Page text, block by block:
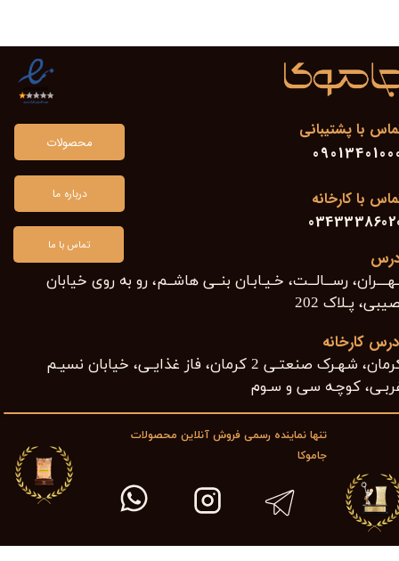
با پشتیبانی
با کارخانه
رســـالـــت، خـیـابـان بنــی هاشــم، رو به روی خیابان
پـلاک 202​​​​​​​
تنها نماینده رسمی فروش آنلاین محصولات
جاموکا
محصولات
درباره ما
تماس با ما
کارخانه
کرمان، شهـرک صنعتـی 2 کرمان، فاز غذایـی، خیابان نسیـم
کوچـه سی و سـوم